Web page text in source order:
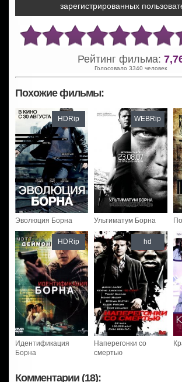
зарегистрированных
Рейтинг фильма:
Голосовало 3340 человек
Похожие фильмы:
Эволюция Борна
HDRip
Ультиматум Борна
WEBRip
Идентификация
Борна
HDRip
Наперегонки со
смертью
hd
Комментарии (18):